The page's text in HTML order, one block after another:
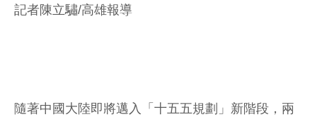
記者陳立驌/高雄報導
隨著中國大陸即將邁入「十五五規劃」新階段，兩